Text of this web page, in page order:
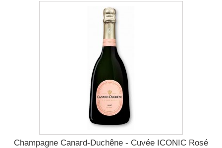
Champagne Canard-Duchêne - Cuvée ICONIC Rosé